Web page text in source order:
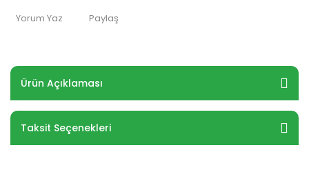
Yorum Yaz Paylaş
Ürün Açıklaması
Taksit Seçenekleri